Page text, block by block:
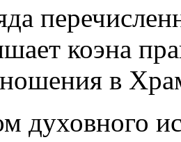
коэна
в
духовного